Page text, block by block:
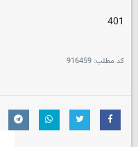
401
کد مطلب: 916459